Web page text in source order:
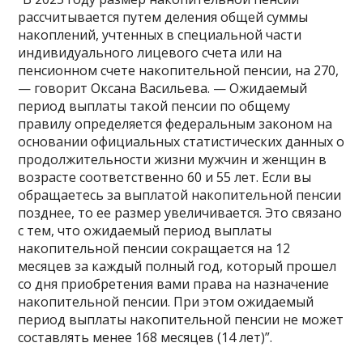
рассчитывается путем деления общей суммы
накоплений, учтенных в специальной части
индивидуального лицевого счета или на
пенсионном счете накопительной пенсии, на 270,
— говорит Оксана Васильева. — Ожидаемый
период выплаты такой пенсии по общему
правилу определяется федеральным законом на
основании официальных статистических данных о
продолжительности жизни мужчин и женщин в
возрасте соответственно 60 и 55 лет. Если вы
обращаетесь за выплатой накопительной пенсии
позднее, то ее размер увеличивается. Это связано
с тем, что ожидаемый период выплаты
накопительной пенсии сокращается на 12
месяцев за каждый полный год, который прошел
со дня приобретения вами права на назначение
накопительной пенсии. При этом ожидаемый
период выплаты накопительной пенсии не может
составлять менее 168 месяцев (14 лет)”.